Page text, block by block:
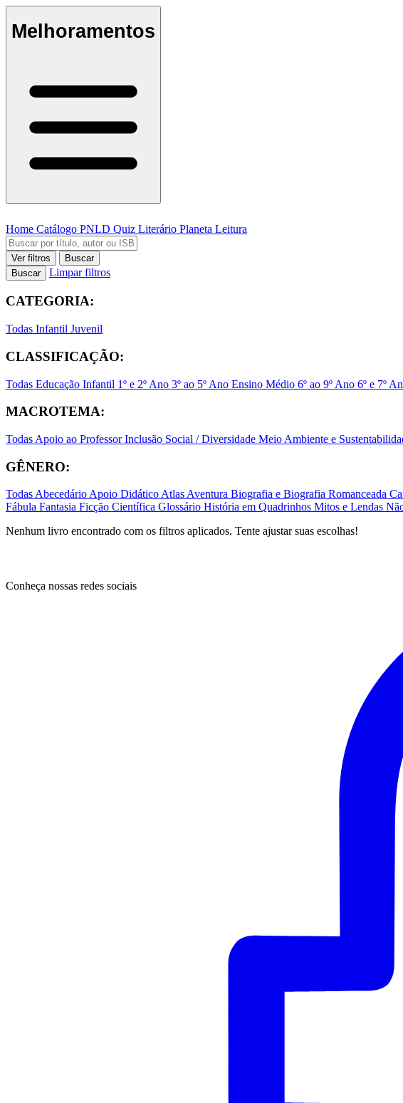
Melhoramentos
Home Catálogo PNLD Quiz Literário Planeta Leitura
Ver filtros
Buscar
Buscar
Limpar filtros
CATEGORIA:
Todas Infantil Juvenil
CLASSIFICAÇÃO:
Todas Educação Infantil 1º e 2º Ano 3º ao 5º Ano Ensino Médio 6º ao 9º Ano 6º e 7º
MACROTEMA:
Todas Apoio ao ProfessorInclusão Social / Diversidade Meio Ambiente e
GÊNERO:
TodasAbecedárioApoio DidáticoAtlasAventura Biografia e Biografia Romanceada
Fábula Fantasia Ficção Científica Glossário História em Quadrinhos Mitos e Lendas
Nenhum livro encontrado com os filtros aplicados. Tente ajustar suas escolhas!
Conheça nossas redes sociais